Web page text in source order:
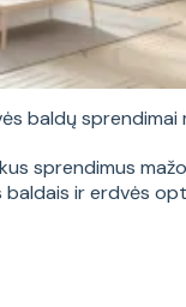
baldų sprendimai
sprendimus
ir erdvės